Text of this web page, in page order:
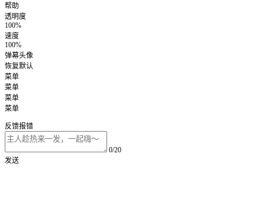
帮助
透明度
100%
速度
100%
弹幕头像
恢复默认
菜单
菜单
菜单
菜单
反馈报错
0/20
发送